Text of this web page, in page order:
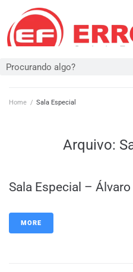
Home / Sala Especial
Arquivo:
Sala Especial –
MORE